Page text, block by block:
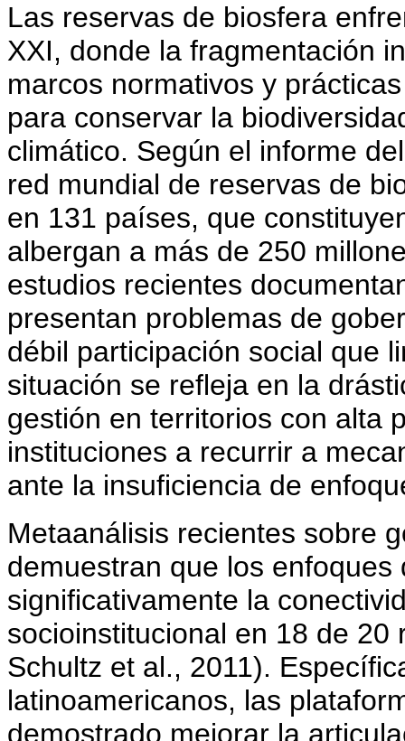
Las reservas de biosfera
XXI, donde la fragmentación
marcos normativos y
para conservar la
climático. Según el informe
red mundial de reservas de
en 131 países, que
albergan a más de 250
estudios recientes
presentan problemas de
débil participación social que
situación se refleja en la
gestión en territorios con alta
instituciones a recurrir a
ante la insuficiencia de
Metaanálisis recientes sobre
demuestran que los
significativamente la
socioinstitucional en 18 de
Schultz et al., 2011).
latinoamericanos, las
demostrado mejorar la